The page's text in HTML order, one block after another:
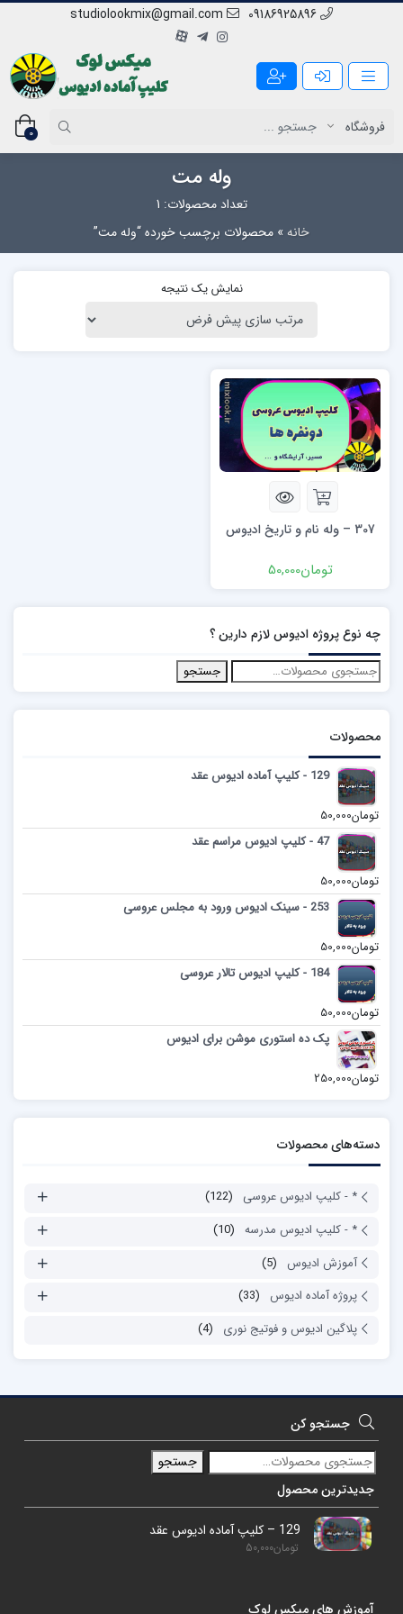
09186925896
studiolookmix@gmail.com
0
وله مت
تعداد محصولات: 1
خانه» محصولات برچسب خورده “وله مت”
نمایش یک نتیجه
307 – وله نام و تاریخ ادیوس
تومان50,000
چه نوع پروژه ادیوس لازم دارین ؟
جستجو
محصولات
129 - کلیپ آماده ادیوس عقد
تومان50,000
47 - کلیپ ادیوس مراسم عقد
تومان50,000
253 - سینک ادیوس ورود به مجلس عروسی
تومان50,000
184 - کلیپ ادیوس تالار عروسی
تومان50,000
پک ده استوری موشن برای ادیوس
تومان250,000
دسته‌های محصولات
* - کلیپ ادیوس عروسی
(122)
* - کلیپ ادیوس مدرسه (10)
آموزش ادیوس
(5)
پروژه آماده ادیوس
(33)
پلاگین ادیوس و فوتیج نوری
(4)
جستجو کن
جستجو
جدیدترین محصول
129 – کلیپ آماده ادیوس عقد
تومان50,000
آموزش های میکس لوک